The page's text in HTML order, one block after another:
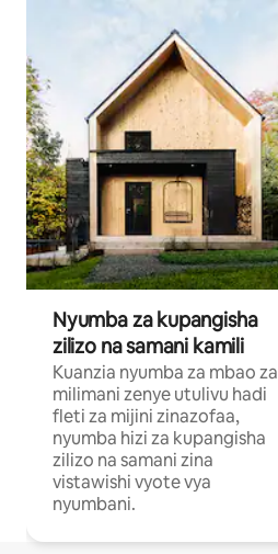
Nyumba za kupangisha
zilizo na samani kamili
Kuanzia nyumba za mbao za
milimani zenye utulivu hadi
fleti za mijini zinazofaa,
nyumba hizi za kupangisha
zilizo na samani zina
vistawishi vyote vya
nyumbani.